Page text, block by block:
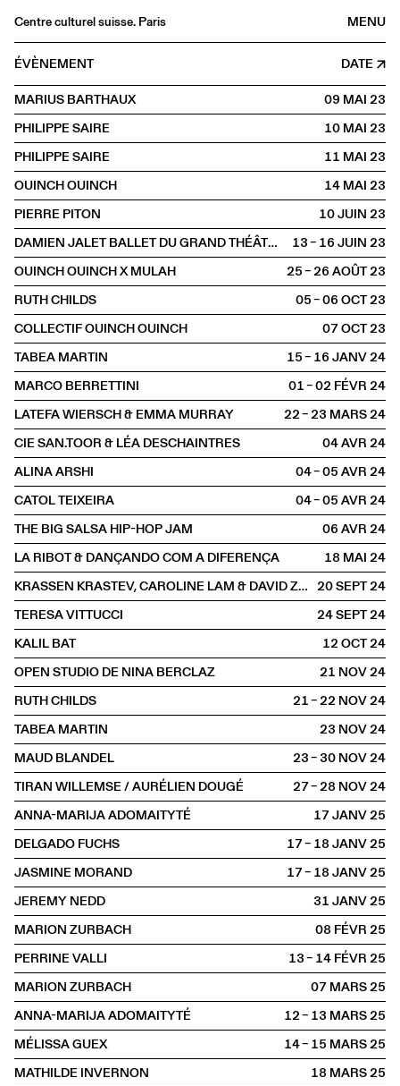
MENU
Centre culturel suisse. Paris
Agenda
Librairie
Buvette
Archives
Médiathèque
Éditions
Informations
FR/EN
SCÈNE Danse
ÉVÈNEMENT
DATE
MARIUS BARTHAUX
09 MAI2023
PHILIPPE SAIRE
10 MAI2023
PHILIPPE SAIRE
11 MAI2023
OUINCH OUINCH
14 MAI2023
PIERRE PITON
10 JUIN2023
DAMIEN JALET BALLET DU GRAND THÉÂTRE DE GENÈVE
13 – 16 JUIN2023
OUINCH OUINCH X MULAH
25 – 26 AOÛT2023
RUTH CHILDS
05 – 06 OCT2023
COLLECTIF OUINCH OUINCH
07 OCT2023
TABEA MARTIN
15 – 16 JANV2024
MARCO BERRETTINI
01 – 02 FÉVR2024
LATEFA WIERSCH & EMMA MURRAY
22 – 23 MARS2024
CIE SAN.TOOR & LÉA DESCHAINTRES
04 AVR2024
ALINA ARSHI
04 – 05 AVR2024
CATOL TEIXEIRA
04 – 05 AVR2024
THE BIG SALSA HIP-HOP JAM
06 AVR2024
LA RIBOT & DANÇANDO COM A DIFERENÇA
18 MAI2024
KRASSEN KRASTEV, CAROLINE LAM & DAVID ZAGARI 20 SEPT2024
TERESA VITTUCCI
24 SEPT2024
KALIL BAT
12 OCT2024
OPEN STUDIO DE NINA BERCLAZ
21 NOV2024
RUTH CHILDS
21 – 22 NOV2024
TABEA MARTIN
23 NOV2024
MAUD BLANDEL
23 – 30 NOV2024
TIRAN WILLEMSE / AURÉLIEN DOUGÉ
27 – 28 NOV2024
ANNA-MARIJA ADOMAITYTÉ
17 JANV2025
DELGADO FUCHS
17 – 18 JANV2025
JASMINE MORAND
17 – 18 JANV2025
JEREMY NEDD
31 JANV2025
MARION ZURBACH
08 FÉVR2025
PERRINE VALLI
13 – 14 FÉVR2025
MARION ZURBACH
07 MARS2025
ANNA-MARIJA ADOMAITYTÉ
12 – 13 MARS2025
MÉLISSA GUEX
14 – 15 MARS2025
MATHILDE INVERNON
18 MARS2025